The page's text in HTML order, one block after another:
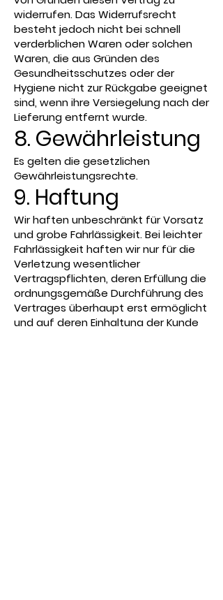
widerrufen. Das Widerrufsrecht
besteht jedoch nicht bei schnell
verderblichen Waren oder solchen
Waren, die aus Gründen des
Gesundheitsschutzes oder der
Hygiene nicht zur Rückgabe geeignet
sind, wenn ihre Versiegelung nach der
Lieferung entfernt wurde.
8. Gewährleistung
Es gelten die gesetzlichen
Gewährleistungsrechte.
9. Haftung
Wir haften unbeschränkt für Vorsatz
und grobe Fahrlässigkeit. Bei leichter
Fahrlässigkeit haften wir nur für die
Verletzung wesentlicher
Vertragspflichten, deren Erfüllung die
ordnungsgemäße Durchführung des
Vertrages überhaupt erst ermöglicht
und auf deren Einhaltung der Kunde